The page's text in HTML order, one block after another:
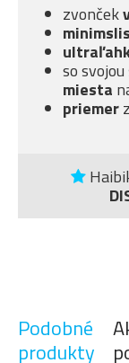
zvonček
so
miesta
priemer
Podobné
produkty